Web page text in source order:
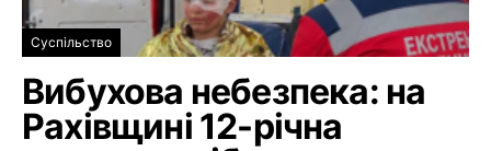
Суспільство
Вибухова небезпека: на
Рахівщині 12-річна